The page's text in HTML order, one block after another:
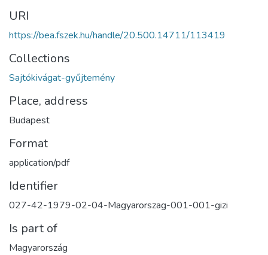
URI
https://bea.fszek.hu/handle/20.500.14711/113419
Collections
Sajtókivágat-gyűjtemény
Place, address
Budapest
Format
application/pdf
Identifier
027-42-1979-02-04-Magyarorszag-001-001-gizi
Is part of
Magyarország